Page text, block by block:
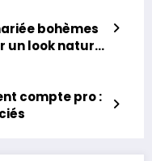
bohèmes
un look naturel
compte pro :